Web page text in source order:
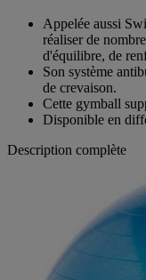
Appelée aussi
réaliser de
d'équilibre, de
Son système
de crevaison.
Cette gymball
Disponible en
Description complète